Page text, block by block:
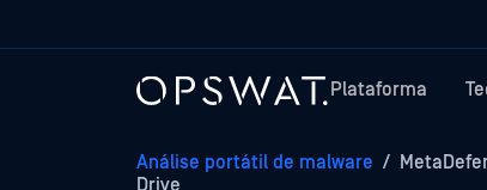
Plataforma
Análise portátil de malware /
Drive